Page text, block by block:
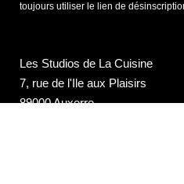
toujours utiliser le lien de
Les Studios de La Cuisine
7, rue de l'Ile aux Plaisirs
89000 Auxerre